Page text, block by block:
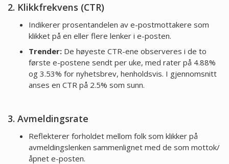
2. Klikkfrekvens (CTR)
Indikerer prosentandelen av e-postmottakere som
klikket på en eller flere lenker i e-posten.
Trender:De høyeste CTR-ene observeres i de to
første e-postene sendt per uke, med rater på 4.88%
og 3.53% for nyhetsbrev, henholdsvis. I gjennomsnitt
anses en CTR på 2.5% som sunn.
3. Avmeldingsrate
Reflekterer forholdet mellom folk som klikker på
avmeldingslenken sammenlignet med de som mottok/
åpnet e-posten.